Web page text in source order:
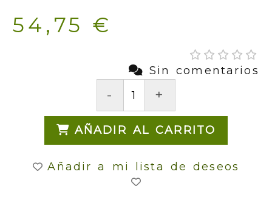
54,75 €
Sin comentarios
- +
AÑADIR AL CARRITO
Añadir a mi lista de deseos